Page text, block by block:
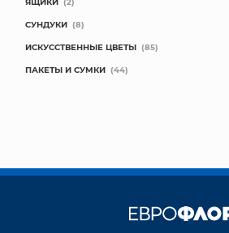
СУНДУКИ (8)
ИСКУССТВЕННЫЕ ЦВЕТЫ (85)
ПАКЕТЫ И СУМКИ (44)